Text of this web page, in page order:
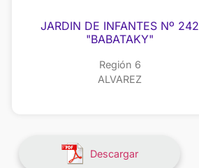
JARDIN DE INFANTES Nº 242
"BABATAKY"
Región 6
ALVAREZ
Descargar